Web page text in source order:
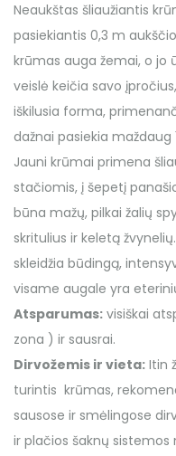
Neaukštas šliaužiantis
pasiekiantis 0,3 m
krūmas auga žemai, o jo
veislė keičia savo
iškilusia forma,
dažnai pasiekia
Jauni krūmai primena
stačiomis, į šepetį
būna mažų, pilkai žalių
skritulius ir keletą
skleidžia būdingą,
visame augale yra
Atsparumas: visiškai
zona ) ir sausrai.
Dirvožemis ir vieta: Itin
turintis krūmas,
sausose ir smėlingose
ir plačios šaknų